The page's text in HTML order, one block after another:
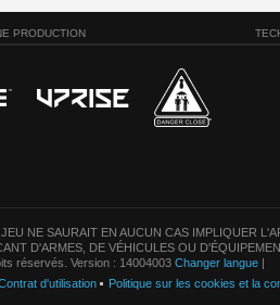
PRODUCTION
NE SAURAIT EN AUCUN CAS IMPLIQUER
D'ARMES, DE VÉHICULES OU
réservés. Version : 14004003 Changer langue |
d'utilisation
Politique sur les cookies et la